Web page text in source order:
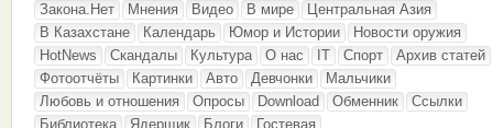
Закона.Нет
Мнения Видео В мире
Центральная Азия
В Казахстане
Календарь Юмор и Истории
Новости оружия
HotNews
Скандалы Культура О нас IT Спорт
Архив статей
Фотоотчёты
Картинки Авто Девчонки
Мальчики
Любовь и отношения
Опросы Download Обменник
Ссылки
Библиотека
Ядерщик Блоги Гостевая